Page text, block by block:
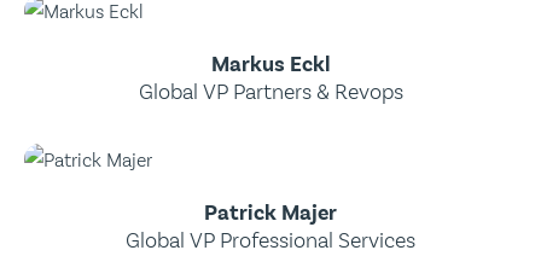
Markus Eckl
Global VP Partners & Revops
Patrick Majer
Global VP Professional Services